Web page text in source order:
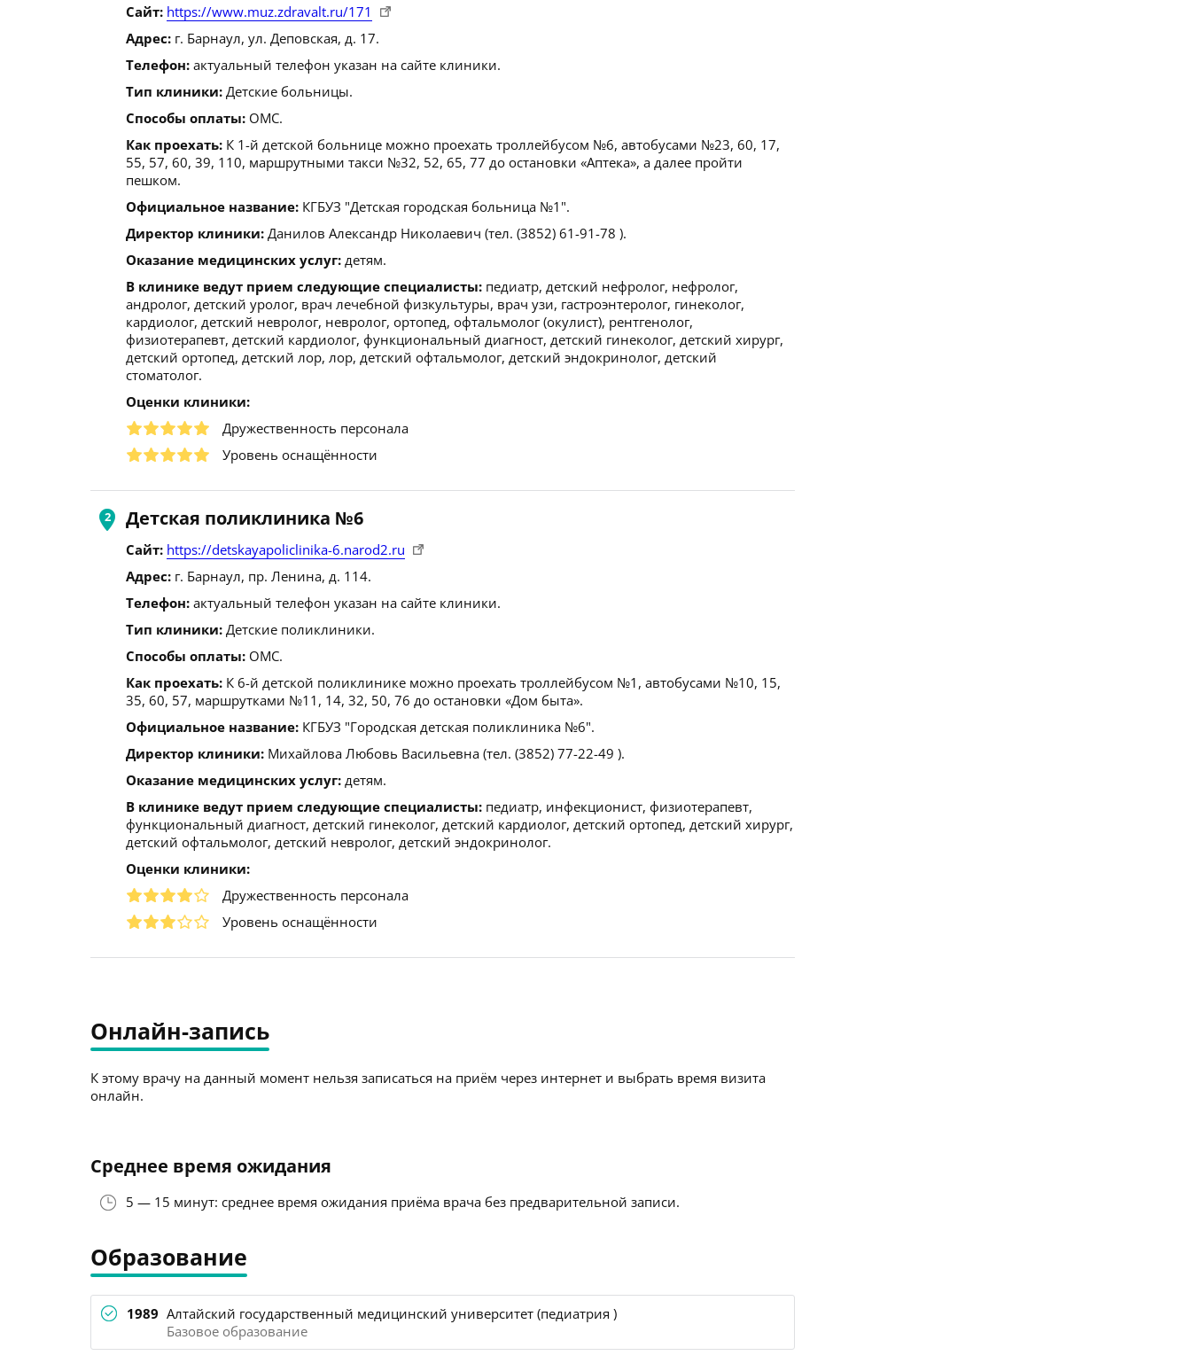
Сайт: https://www.muz.zdravalt.ru/171
Адрес: г. Барнаул, ул. Деповская, д. 17.
Телефон: актуальный телефон указан на сайте клиники.
Тип клиники: Детские больницы.
Способы оплаты: ОМС.
Как проехать: К 1-й детской больнице можно проехать троллейбусом №6, автобусами №23, 60, 17,
55, 57, 60, 39, 110, маршрутными такси №32, 52, 65, 77 до остановки «Аптека», а далее пройти
пешком.
Официальное название: КГБУЗ "Детская городская больница №1".
Директор клиники: Данилов Александр Николаевич (тел. (3852) 61-91-78 ).
Оказание медицинских услуг: детям.
В клинике ведут прием следующие специалисты: педиатр, детский нефролог, нефролог,
андролог, детский уролог, врач лечебной физкультуры, врач узи, гастроэнтеролог, гинеколог,
кардиолог, детский невролог, невролог, ортопед, офтальмолог (окулист), рентгенолог,
физиотерапевт, детский кардиолог, функциональный диагност, детский гинеколог, детский хирург,
детский ортопед, детский лор, лор, детский офтальмолог, детский эндокринолог, детский
стоматолог.
Оценки клиники:
Дружественность персонала
Уровень оснащённости
Детская поликлиника №6
Сайт: https://detskayapoliclinika-6.narod2.ru
Адрес: г. Барнаул, пр. Ленина, д. 114.
Телефон: актуальный телефон указан на сайте клиники.
Тип клиники: Детские поликлиники.
Способы оплаты: ОМС.
Как проехать: К 6-й детской поликлинике можно проехать троллейбусом №1, автобусами №10, 15,
35, 60, 57, маршрутками №11, 14, 32, 50, 76 до остановки «Дом быта».
Официальное название: КГБУЗ "Городская детская поликлиника №6".
Директор клиники: Михайлова Любовь Васильевна (тел. (3852) 77-22-49 ).
Оказание медицинских услуг: детям.
В клинике ведут прием следующие специалисты: педиатр, инфекционист, физиотерапевт,
функциональный диагност, детский гинеколог, детский кардиолог, детский ортопед, детский хирург,
детский офтальмолог, детский невролог, детский эндокринолог.
Оценки клиники:
Дружественность персонала
Уровень оснащённости
Онлайн-запись
К этому врачу на данный момент нельзя записаться на приём через интернет и выбрать время визита
онлайн.
Среднее время ожидания
5 — 15 минут: среднее время ожидания приёма врача без предварительной записи.
Образование
1989 Алтайский государственный медицинский университет (педиатрия )
Базовое образование